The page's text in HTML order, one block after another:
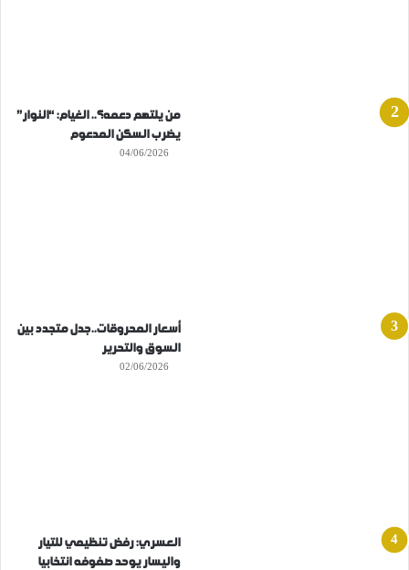
من يلتهم دعمه؟.. الغيام: “النوار”
يضرب السكن المدعوم
04/06/2026
أسعار المحروقات..جدل متجدد بين
السوق والتحرير
02/06/2026
العسري: رفض تنظيمي للتيار
واليسار يوحد صفوفه انتخابيا